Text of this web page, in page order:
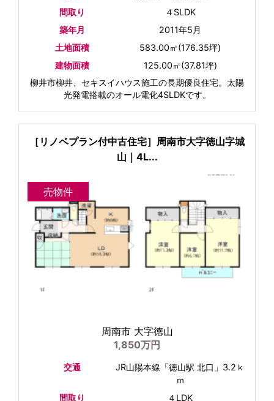
間取り
４SLDK
築年月
2011年5月
土地面積
583.00㎡(176.35坪)
建物面積
125.00㎡(37.81坪)
柳井市柳井、セキスイハウス施工の長期優良住宅。太陽
光発電搭載のオール電化4SLDKです。
［リノベプラン付中古住宅］周南市大字徳山字城
山｜4L...
売物件
周南市 大字徳山
1,850万円
交通
JR山陽本線「徳山駅 北口」3.2ｋ
ｍ
間取り
４LDK